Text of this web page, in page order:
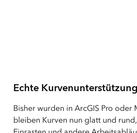
Echte Kurvenunterstützung
Bisher wurden in ArcGIS Pro
bleiben Kurven nun glatt und